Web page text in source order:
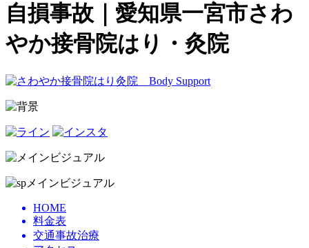
自損事故｜愛知県一宮市さわ
やか接骨院はり・灸院
HOME
料金表
交通事故治療